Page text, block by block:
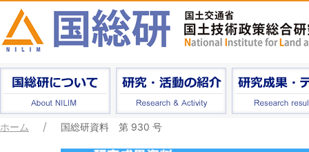
ホーム 国総研資料 第 930 号